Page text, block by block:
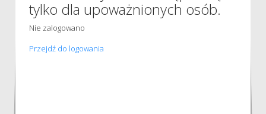
tylko dla upoważnionych osób.
Nie zalogowano
Przejdź do logowania